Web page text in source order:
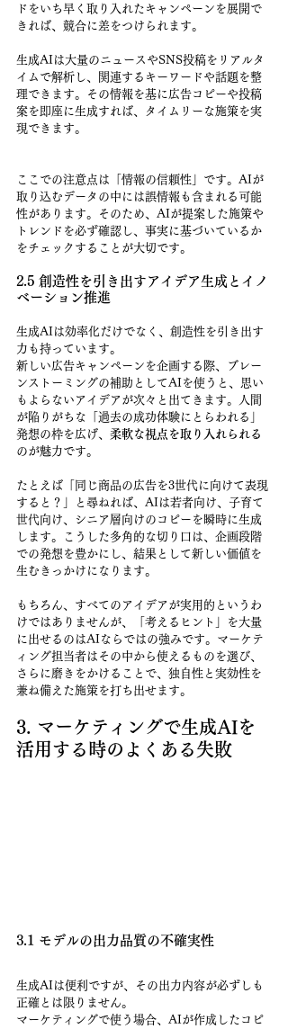
ドをいち早く取り入れたキャンペーンを展開で
きれば、競合に差をつけられます。
生成AIは大量のニュースやSNS投稿をリアルタ
イムで解析し、関連するキーワードや話題を整
理できます。その情報を基に広告コピーや投稿
案を即座に生成すれば、タイムリーな施策を実
現できます。
ここでの注意点は「情報の信頼性」です。AIが
取り込むデータの中には誤情報も含まれる可能
性があります。そのため、AIが提案した施策や
トレンドを必ず確認し、事実に基づいているか
をチェックすることが大切です。
2.5 創造性を引き出すアイデア生成とイノ
ベーション推進
生成AIは効率化だけでなく、創造性を引き出す
力も持っています。
新しい広告キャンペーンを企画する際、ブレー
ンストーミングの補助としてAIを使うと、思い
もよらないアイデアが次々と出てきます。人間
が陥りがちな「過去の成功体験にとらわれる」
発想の枠を広げ、 柔軟な視点を取り入れられる
のが魅力です。
たとえば「同じ商品の広告を3世代に向けて表現
すると？」と尋ねれば、AIは若者向け、子育て
世代向け、シニア層向けのコピーを瞬時に生成
します。こうした多角的な切り口は、企画段階
での発想を豊かにし、結果として新しい価値を
生むきっかけになります。
もちろん、すべてのアイデアが実用的というわ
けではありませんが、「考えるヒント」を大量
に出せるのはAIならではの強みです。マーケテ
ィング担当者はその中から使えるものを選び、
さらに磨きをかけることで、独自性と実効性を
兼ね備えた施策を打ち出せます。
3. マーケティングで生成AIを
活用する時のよくある失敗
3.1 モデルの出力品質の不確実性
生成AIは便利ですが、その出力内容が必ずしも
正確とは限りません。
マーケティングで使う場合、AIが作成したコピ